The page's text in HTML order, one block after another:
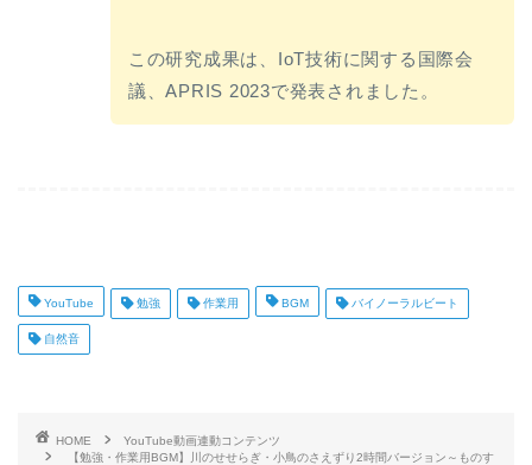
この研究成果は、IoT技術に関する国際会
議、APRIS 2023で発表されました。
YouTube 勉強 作業用 BGM バイノーラルビート
自然音
HOME
YouTube動画連動コンテンツ
【勉強・作業用BGM】川のせせらぎ・小鳥のさえずり2時間バージョン～ものす